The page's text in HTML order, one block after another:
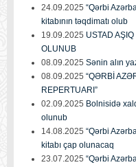
24.09.2025 “Qərbi
kitabının təqdimatı olub
19.09.2025 USTAD
OLUNUB
08.09.2025 Sənin alın
08.09.2025 “QƏRBİ
REPERTUARI”
02.09.2025 Bolnisidə
olunub
14.08.2025 “Qərbi
kitabı çap olunacaq
23.07.2025 “Qərbi